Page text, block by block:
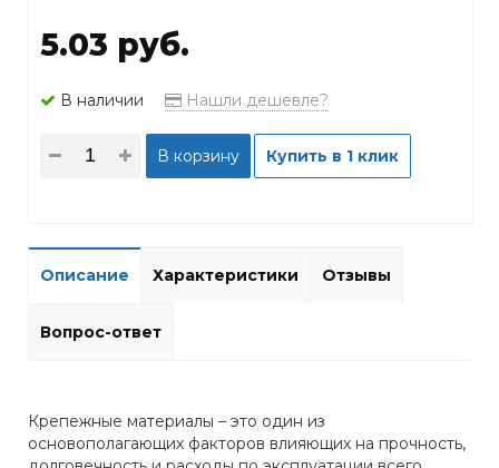
5.03 руб.
В наличии Нашли дешевле?
В корзину Купить в 1 клик
Описание Характеристики Отзывы
Вопрос-ответ
Крепежные материалы – это один из
основополагающих факторов влияющих на прочность,